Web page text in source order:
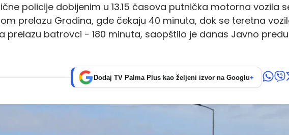
policije dobijenim u 13.15 časova putnička motorna vozila
prelazu Gradina, gde čekaju 40 minuta, dok se teretna
prelazu batrovci - 180 minuta, saopštilo je danas Javno
Dodaj TV Palma Plus kao željeni izvor na Googlu+